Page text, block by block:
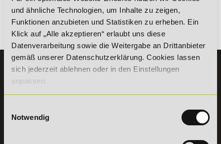
und ähnliche Technologien, um Inhalte zu zeigen,
Funktionen anzubieten und Statistiken zu erheben. Ein
Klick auf „Alle akzeptieren“ erlaubt uns diese
Datenverarbeitung sowie die Weitergabe an Drittanbieter
gemäß unserer Datenschutzerklärung. Cookies lassen
sich jederzeit ablehnen oder in den Einstellungen
anpassen.
Notwendig
Es gibt keine Einträge mit diesem Anfangsbuchstaben.
KONTAKT
07191 - 22986 - 0